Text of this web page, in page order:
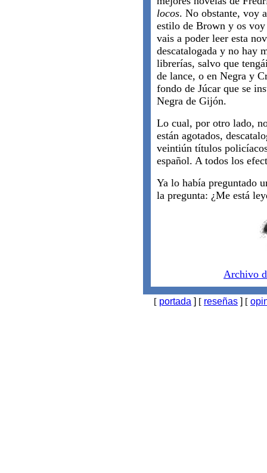
locos. No obstante, voy
estilo de Brown y os
vais a poder leer esta
descatalogada y no hay
librerías, salvo que
de lance, o en Negra y
fondo de Júcar que se
Negra de Gijón.
Lo cual, por otro lado,
están agotados,
veintiún títulos
español. A todos los
Ya lo había preguntado
la pregunta: ¿Me está
Archivo
[ portada ] [ reseñas ] [